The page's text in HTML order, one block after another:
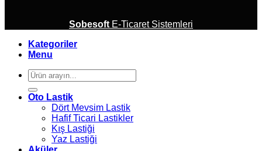
Sobesoft E-Ticaret Sistemleri
Kategoriler
Menu
Ara:
Oto Lastik
Dört Mevsim Lastik
Hafif Ticari Lastikler
Kış Lastiği
Yaz Lastiği